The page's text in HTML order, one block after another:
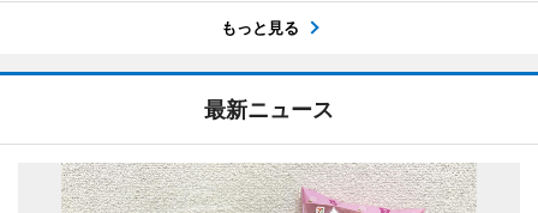
もっと見る
最新ニュース